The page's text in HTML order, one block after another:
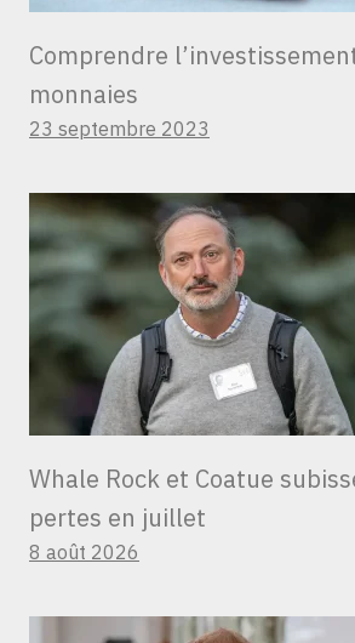
Comprendre
monnaies
23 septembre 2023
Whale Rock et Coatue
pertes en juillet
8 août 2026